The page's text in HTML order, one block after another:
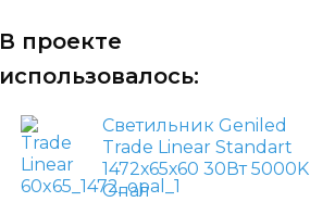
В проекте
использовалось:
Светильник Geniled
Trade Linear Standart
1472х65х60 30Вт 5000K
Опал